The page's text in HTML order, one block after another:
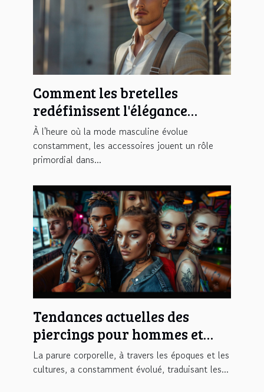
Comment les bretelles
redéfinissent l'élégance
masculine moderne
À l'heure où la mode masculine évolue
constamment, les accessoires jouent un rôle
primordial dans...
Tendances actuelles des
piercings pour hommes et
femmes en cette saison
La parure corporelle, à travers les époques et les
cultures, a constamment évolué, traduisant les...